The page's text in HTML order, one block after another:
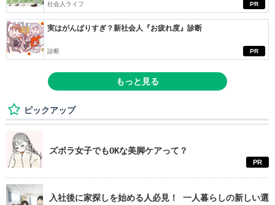
PR
社会人ライフ
PR
実はがんばりすぎ？新社会人『お疲れ度』診断
診断
もっと見る
ピックアップ
ズボラ女子でもOKな美脚ケアって？
PR
入社後に家探しを始める人必見！ 一人暮らしの新しい選